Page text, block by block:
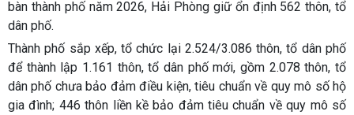
bàn thành phố năm 2026, Hải Phòng giữ ổn định 562 thôn, tổ
dân phố.
Thành phố sắp xếp, tổ chức lại 2.524/3.086 thôn, tổ dân phố
để thành lập 1.161 thôn, tổ dân phố mới, gồm 2.078 thôn, tổ
dân phố chưa bảo đảm điều kiện, tiêu chuẩn về quy mô số hộ
gia đình; 446 thôn liền kề bảo đảm tiêu chuẩn về quy mô số